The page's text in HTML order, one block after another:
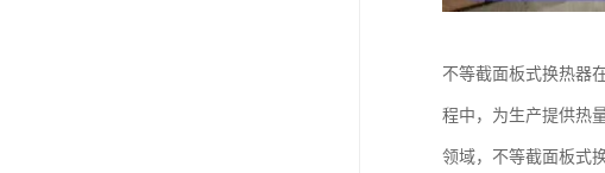
不等截面板式换热器
程中，为生产提供热
领域，不等截面板式